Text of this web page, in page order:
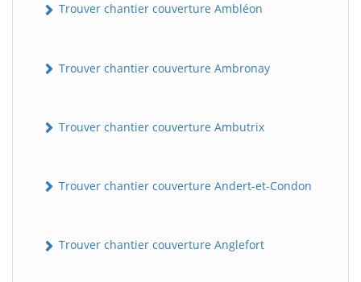
Trouver chantier couverture Ambléon
Trouver chantier couverture Ambronay
Trouver chantier couverture Ambutrix
Trouver chantier couverture Andert-et-Condon
Trouver chantier couverture Anglefort